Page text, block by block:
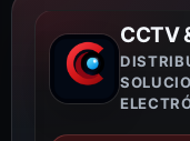
CCTV